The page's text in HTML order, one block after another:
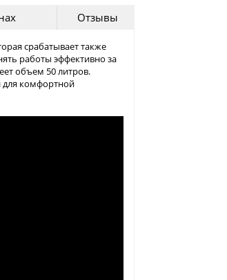
Отзывы
срабатывает также
работы эффективно за
объем 50 литров.
для комфортной